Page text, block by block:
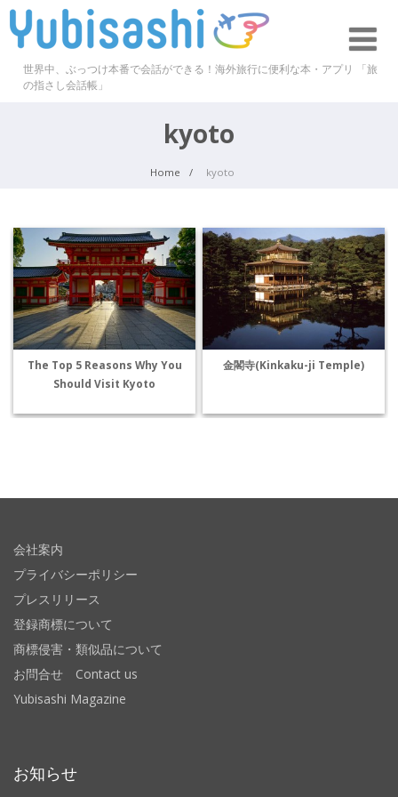
世界中、ぶっつけ本番で会話ができる！海外旅行に便利な本・アプリ 「旅
の指さし会話帳」
kyoto
Home kyoto
The Top 5 Reasons Why You
Should Visit Kyoto
金閣寺(Kinkaku-ji Temple)
会社案内
プライバシーポリシー
プレスリリース
登録商標について
商標侵害・類似品について
お問合せ Contact us
Yubisashi Magazine
お知らせ